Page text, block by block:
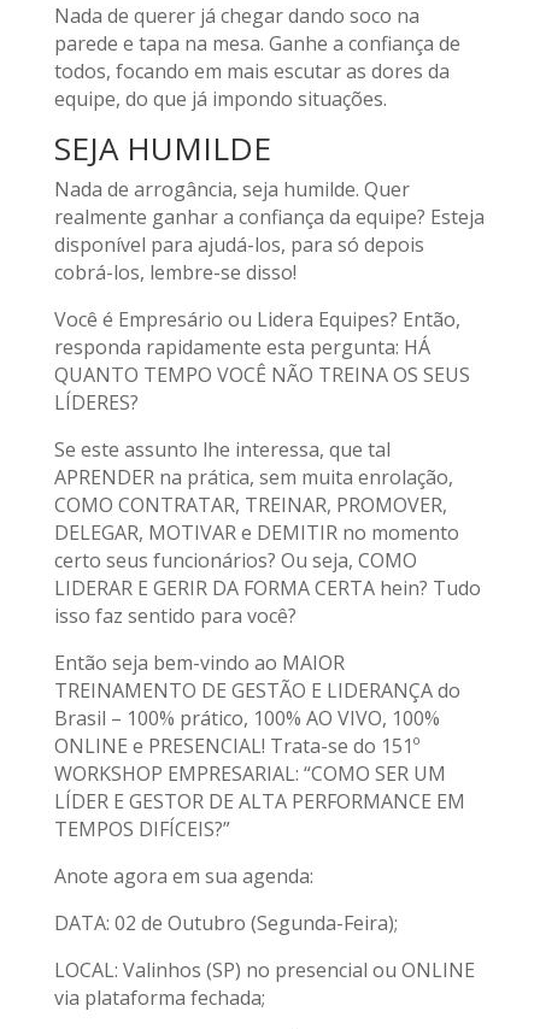
Nada de querer já chegar dando soco na
parede e tapa na mesa. Ganhe a confiança de
todos, focando em mais escutar as dores da
equipe, do que já impondo situações.
SEJA HUMILDE
Nada de arrogância, seja humilde. Quer
realmente ganhar a confiança da equipe? Esteja
disponível para ajudá-los, para só depois
cobrá-los, lembre-se disso!
Você é Empresário ou Lidera Equipes? Então,
responda rapidamente esta pergunta: HÁ
QUANTO TEMPO VOCÊ NÃO TREINA OS SEUS
LÍDERES?
Se este assunto lhe interessa, que tal
APRENDER na prática, sem muita enrolação,
COMO CONTRATAR, TREINAR, PROMOVER,
DELEGAR, MOTIVAR e DEMITIR no momento
certo seus funcionários? Ou seja, COMO
LIDERAR E GERIR DA FORMA CERTA hein? Tudo
isso faz sentido para você?
Então seja bem-vindo ao MAIOR
TREINAMENTO DE GESTÃO E LIDERANÇA do
Brasil – 100% prático, 100% AO VIVO, 100%
ONLINE e PRESENCIAL! Trata-se do 151º
WORKSHOP EMPRESARIAL: “COMO SER UM
LÍDER E GESTOR DE ALTA PERFORMANCE EM
TEMPOS DIFÍCEIS?”
Anote agora em sua agenda:
DATA: 02 de Outubro (Segunda-Feira);
LOCAL: Valinhos (SP) no presencial ou ONLINE
via plataforma fechada;